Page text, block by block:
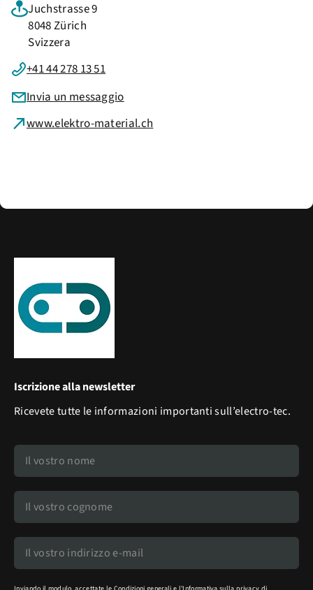
Juchstrasse 9
8048 Zürich
Svizzera
+41 44 278 13 51
Invia un messaggio
www.elektro-material.ch
Iscrizione alla newsletter
Ricevete tutte le informazioni importanti sull’electro-tec.